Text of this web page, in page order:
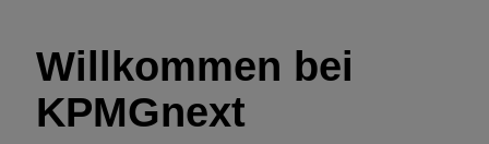
Willkommen bei
KPMGnext